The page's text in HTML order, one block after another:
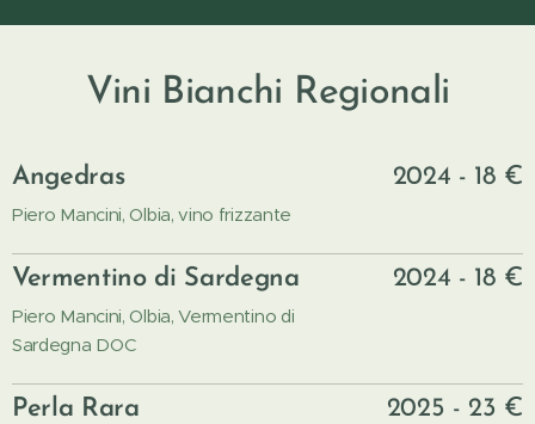
Vini Bianchi Regionali
Angedras
Piero Mancini, Olbia, vino frizzante
2024 - 18 €
Vermentino di Sardegna
Piero Mancini, Olbia, Vermentino di
Sardegna DOC
2024 - 18 €
Perla Rara 2025 - 23 €